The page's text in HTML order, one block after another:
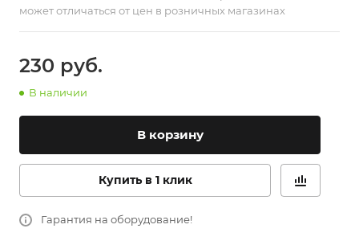
может отличаться от цен в розничных магазинах
230 руб.
В наличии
В корзину
Купить в 1 клик
Гарантия на оборудование!